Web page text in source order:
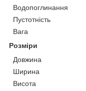
Водопоглинання
Пустотність
Вага
Розміри
Довжина
Ширина
Висота